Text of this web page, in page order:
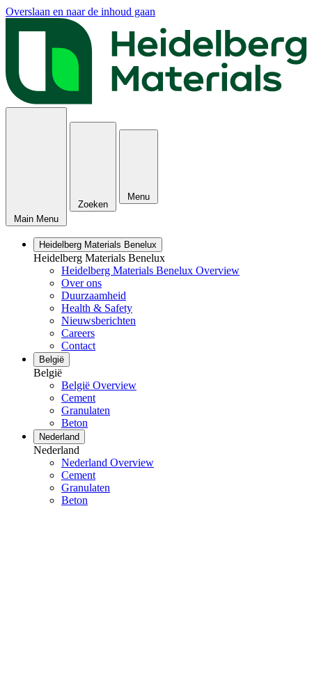
Overslaan en naar de inhoud gaan
Main Menu
Zoeken
Menu
Heidelberg Materials Benelux
Heidelberg Materials Benelux
Heidelberg Materials Benelux Overview
Over ons
Duurzaamheid
Health & Safety
Nieuwsberichten
Careers
Contact
België
België
België Overview
Cement
Granulaten
Beton
Nederland
Nederland
Nederland Overview
Cement
Granulaten
Beton